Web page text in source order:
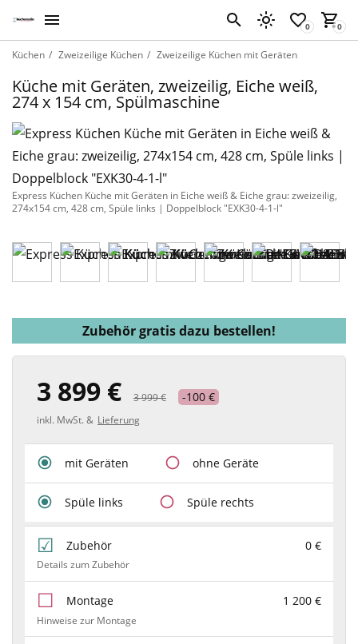
Küchen Zweizeilige Küchen Zweizeilige Küchen mit Geräten
Küche mit Geräten, zweizeilig, Eiche weiß,
274 x 154 cm, Spülmaschine
Express Küchen Küche mit Geräten in Eiche weiß & Eiche grau: zweizeilig,
274x154 cm, 428 cm, Spüle links | Doppelblock "EXK30-4-1-l"
Zubehör gratis dazu bestellen!
3 899 € 3 999 € -100 €
inkl. MwSt. & Lieferung
mit Geräten ohne Geräte
Spüle links Spüle rechts
Zubehör 0 €
Details zum Zubehör
Montage 1 200 €
Hinweise zur Montage